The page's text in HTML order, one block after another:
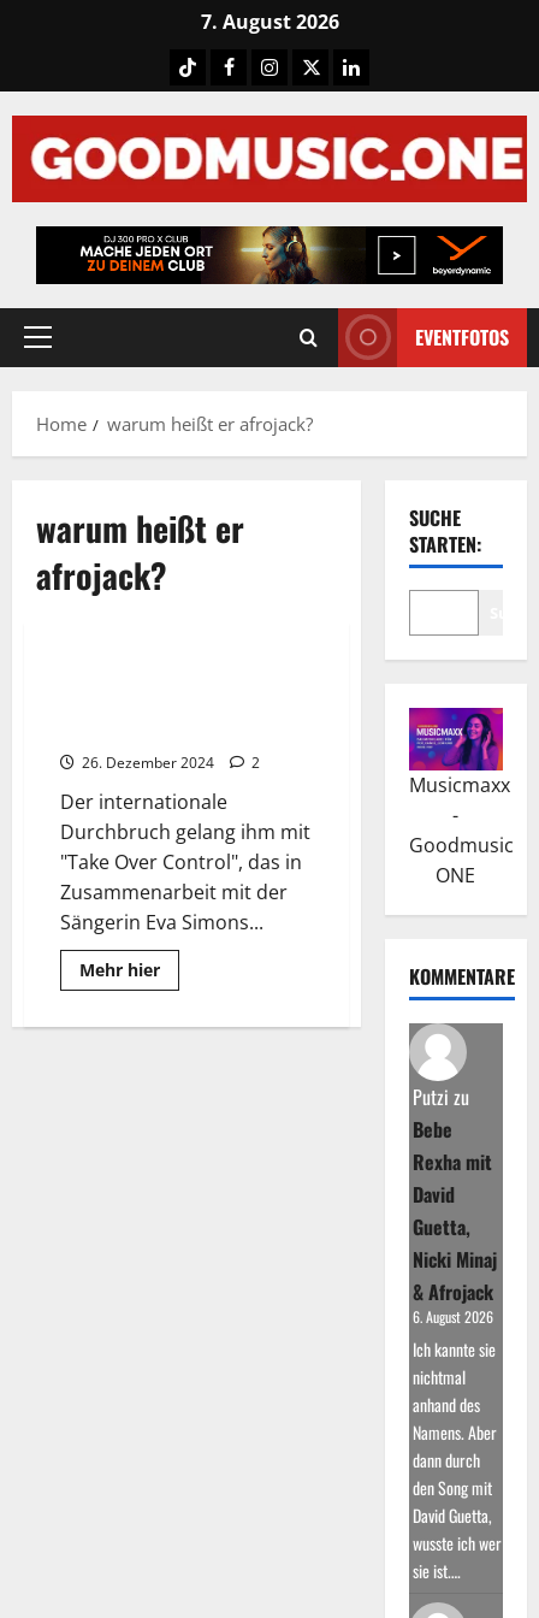
7. August 2026
TiktokFacebook
Instagram
X LinkedIN
Primary
EVENTFOTOS
Home warum heißt er afrojack?
warum heißt er
afrojack?
26. Dezember 2024 2
Der internationale
Durchbruch gelang ihm mit
"Take Over Control", das in
Zusammenarbeit mit der
Sängerin Eva Simons...
Mehr hierRead
more
Biografie
SUCHE
STARTEN:
Musicmaxx
-
Goodmusic
ONE
KOMMENTARE
Putzi zu
Bebe
Rexha mit
David
Guetta,
Nicki Minaj
& Afrojack
6. August 2026
Ich kannte sie
nichtmal
anhand des
Namens. Aber
dann durch
den Song mit
David Guetta,
wusste ich wer
sie ist.…